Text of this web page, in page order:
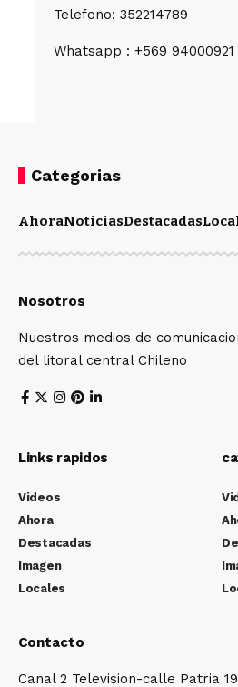
Telefono: 352214789
Whatsapp : +569 94000921
Categorias
AhoraNoticiasDestacadas
Nosotros
Nuestros medios de
del litoral central Chileno
Links rapidos
Videos
Ahora
Destacadas
Imagen
Locales
Contacto
Canal 2 Television-calle Patria